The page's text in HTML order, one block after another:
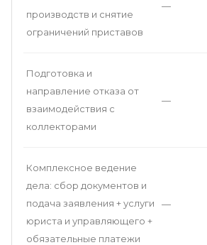
производств и снятие
ограничений приставов
—
Подготовка и
направление отказа от
взаимодействия с
коллекторами
—
Комплексное ведение
дела: сбор документов и
подача заявления + услуги
юриста и управляющего +
обязательные платежи
—